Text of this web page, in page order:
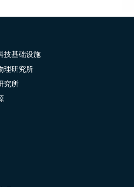
技基础设施
理研究所
究所